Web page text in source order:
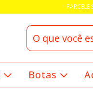
PARCELE
Botas